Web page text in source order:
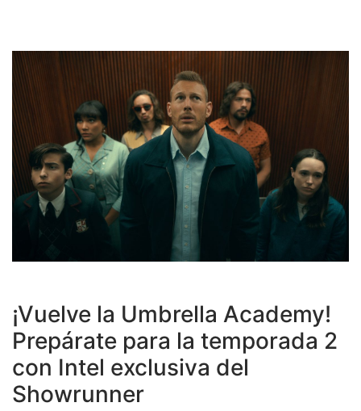
¡Vuelve la Umbrella Academy!
Prepárate para la temporada 2
con Intel exclusiva del
Showrunner